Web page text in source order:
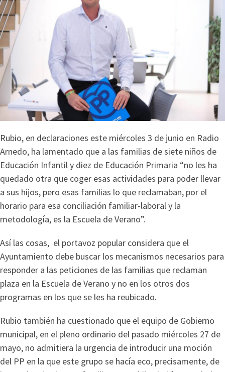
Rubio, en declaraciones este miércoles 3 de junio en Radio
Arnedo, ha lamentado que a las familias de siete niños de
Educación Infantil y diez de Educación Primaria “no les ha
quedado otra que coger esas actividades para poder llevar
a sus hijos, pero esas familias lo que reclamaban, por el
horario para esa conciliación familiar-laboral y la
metodología, es la Escuela de Verano”.
Así las cosas, el portavoz popular considera que el
Ayuntamiento debe buscar los mecanismos necesarios para
responder a las peticiones de las familias que reclaman
plaza en la Escuela de Verano y no en los otros dos
programas en los que se les ha reubicado.
Rubio también ha cuestionado que el equipo de Gobierno
municipal, en el pleno ordinario del pasado miércoles 27 de
mayo, no admitiera la urgencia de introducir una moción
del PP en la que este grupo se hacía eco, precisamente, de